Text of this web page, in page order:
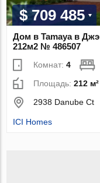
$ 709 485
Дом в Tamaya в
212м2 № 486507
Комнат:4
Площадь:212 м²
2938 Danube Ct
ICI Homes